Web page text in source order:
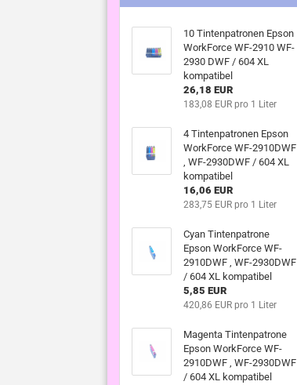
10 Tintenpatronen Epson
WorkForce WF-2910 WF-
2930 DWF / 604 XL
kompatibel
26,18 EUR
183,08 EUR pro 1 Liter
4 Tintenpatronen Epson
WorkForce WF-2910DWF
, WF-2930DWF / 604 XL
kompatibel
16,06 EUR
283,75 EUR pro 1 Liter
Cyan Tintenpatrone
Epson WorkForce WF-
2910DWF , WF-2930DWF
/ 604 XL kompatibel
5,85 EUR
420,86 EUR pro 1 Liter
Magenta Tintenpatrone
Epson WorkForce WF-
2910DWF , WF-2930DWF
/ 604 XL kompatibel